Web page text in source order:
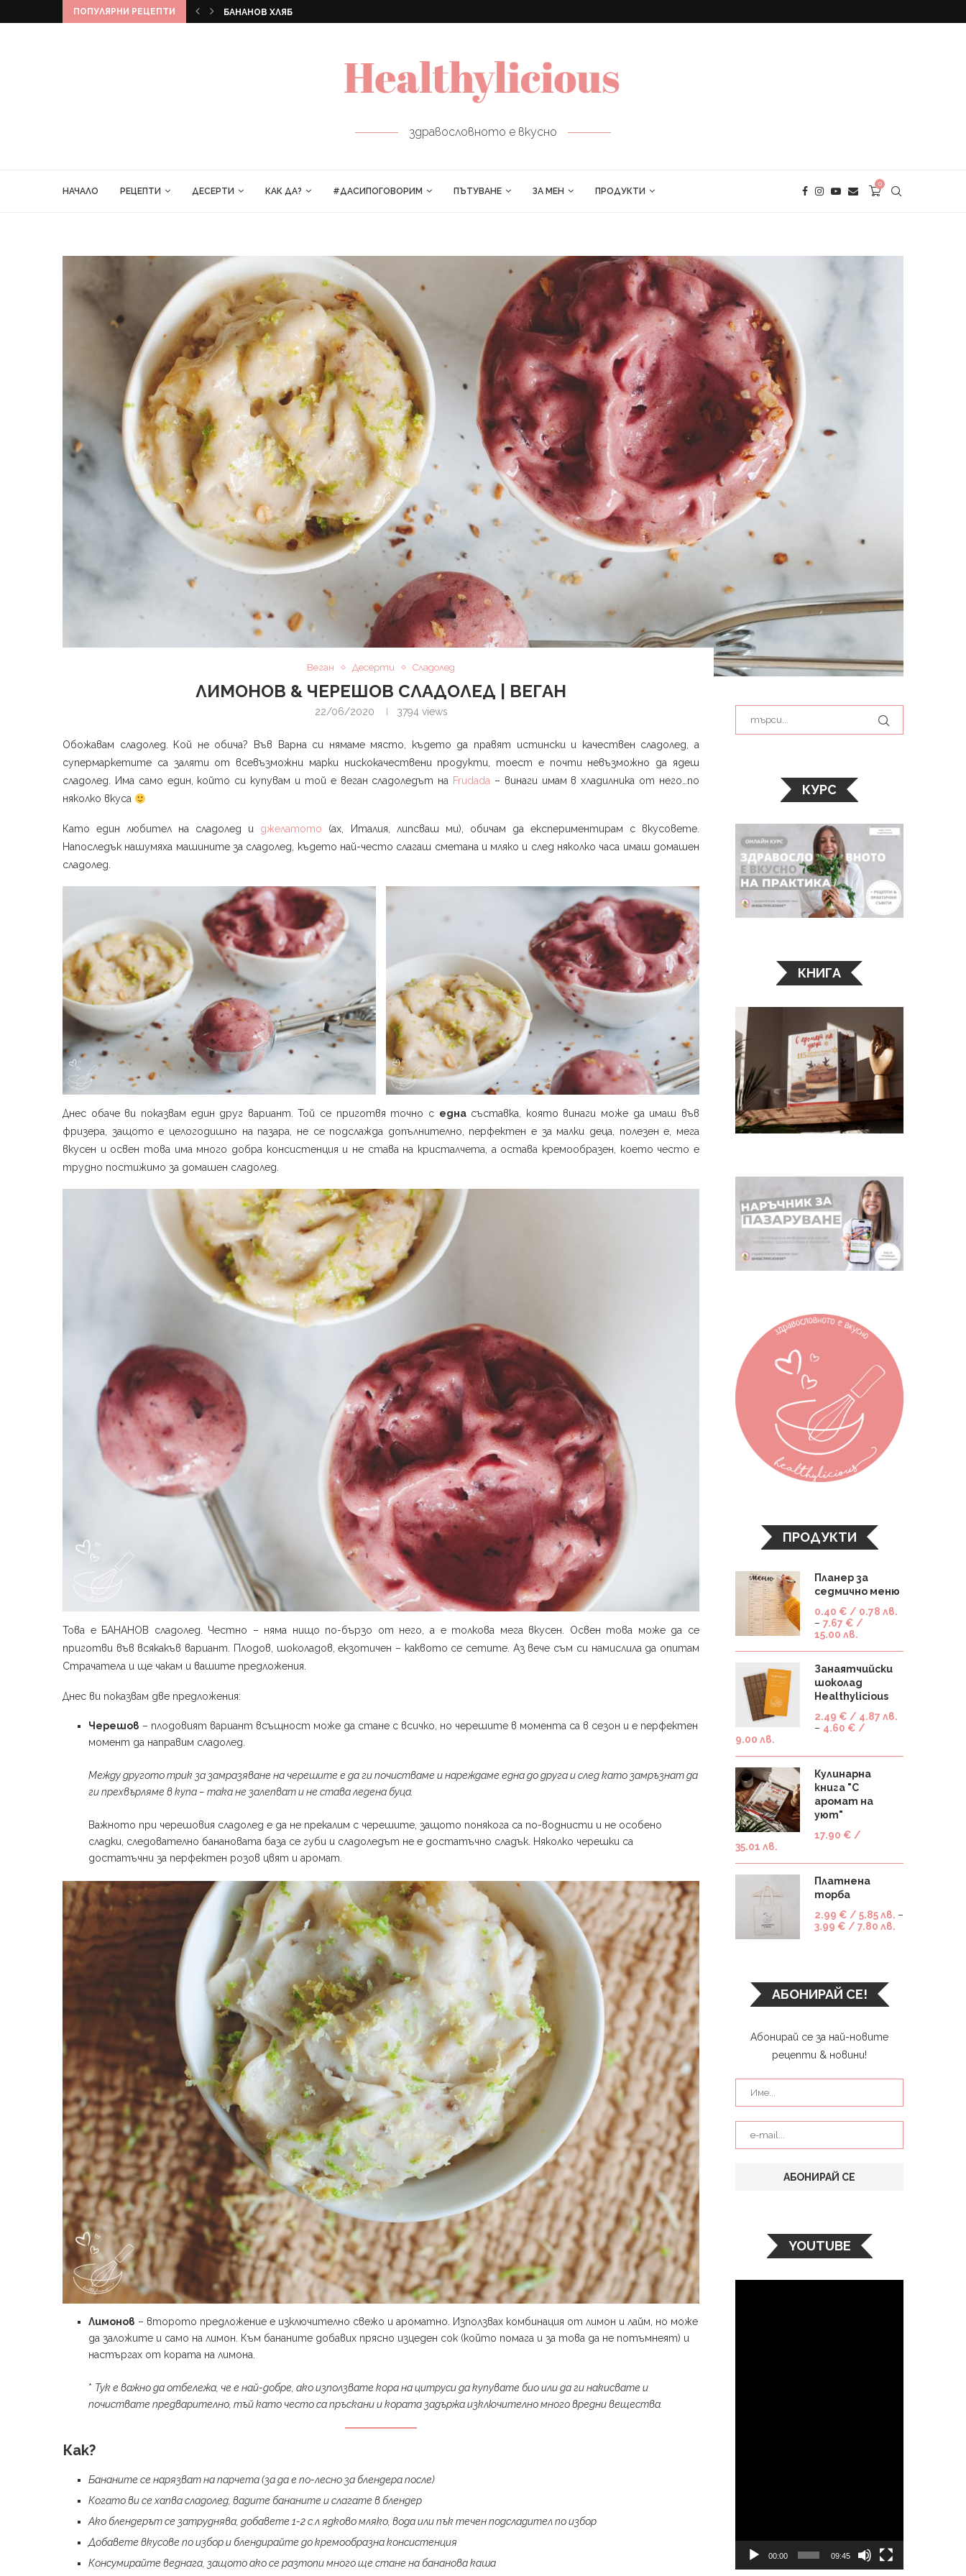
ПОПУЛЯРНИ РЕЦЕПТИ БАНАНОВ ХЛЯБ
здравословното е вкусно
НАЧАЛО РЕЦЕПТИ ДЕСЕРТИ КАК ДА? #ДАСИПОГОВОРИМ ПЪТУВАНЕ ЗА МЕН ПРОДУКТИ
0
Веган Десерти Сладолед
ЛИМОНОВ & ЧЕРЕШОВ СЛАДОЛЕД | ВЕГАН
22/06/2020 3794 views
Обожавам сладолед. Кой не обича? Във Варна си нямаме място, където да правят истински и качествен сладолед, а
супермаркетите са заляти от всевъзможни марки нискокачествени продукти, тоест е почти невъзможно да ядеш
сладолед. Има само един, който си купувам и той е веган сладоледът на Frudada – винаги имам в хладилника от него…по
няколко вкуса
Като един любител на сладолед и джелатото (ах, Италия, липсваш ми), обичам да експериментирам с вкусовете.
Напоследък нашумяха машините за сладолед, където най-често слагаш сметана и мляко и след няколко часа имаш домашен
сладолед.
Днес обаче ви показвам един друг вариант. Той се приготвя точно с еднасъставка, която винаги може да имаш във
фризера, защото е целогодишно на пазара, не се подслажда допълнително, перфектен е за малки деца, полезен е, мега
вкусен и освен това има много добра консистенция и не става на кристалчета, а остава кремообразен, което често е
трудно постижимо за домашен сладолед.
Това е БАНАНОВ сладолед. Честно – няма нищо по-бързо от него, а е толкова мега вкусен. Освен това може да се
приготви във всякакъв вариант. Плодов, шоколадов, екзотичен – каквото се сетите. Аз вече съм си намислила да опитам
Страчатела и ще чакам и вашите предложения.
Днес ви показвам две предложения:
Черешов – плодовият вариант всъщност може да стане с всичко, но черешите в момента са в сезон и е перфектен
момент да направим сладолед.
Между другото трик за замразяване на черешите е да ги почистваме и нареждаме една до друга и след като замръзнат да
ги прехвърляме в купа – така не залепват и не става ледена буца.
Важното при черешовия сладолед е да не прекалим с черешите, защото понякога са по-воднисти и не особено
сладки, следователно банановата база се губи и сладоледът не е достатъчно сладък. Няколко черешки са
достатъчни за перфектен розов цвят и аромат.
Лимонов – второто предложение е изключително свежо и ароматно. Използвах комбинация от лимон и лайм, но може
да заложите и само на лимон. Към бананите добавих прясно изцеден сок (който помага и за това да не потъмнеят) и
настъргах от кората на лимона.
* Тук е важно да отбележа, че е най-добре, ако използвате кора на цитруси да купувате био или да ги накисвате и
почиствате предварително, тъй като често са пръскани и кората задържа изключително много вредни вещества.
Как?
Бананите се нарязват на парчета (за да е по-лесно за блендера после)
Когато ви се хапва сладолед, вадите бананите и слагате в блендер
Ако блендерът се затруднява, добавете 1-2 с.л ядково мляко, вода или пък течен подсладител по избор
Добавете вкусове по избор и блендирайте до кремообразна консистенция
Консумирайте веднага, защото ако се разтопи много ще стане на бананова каша
КУРС
КНИГА
ПРОДУКТИ
Планер за
седмично меню
0.40 € / 0.78 лв.
– 7.67 € /
15.00 лв.
Занаятчийски
шоколад
Healthylicious
2.49 € / 4.87 лв.
– 4.60 € /
9.00 лв.
Кулинарна
книга "С
аромат на
уют"
17.90 € /
35.01 лв.
Платнена
торба
2.99 € / 5.85 лв. –
3.99 € / 7.80 лв.
АБОНИРАЙ СЕ!
Абонирай се за най-новите
рецепти & новини!
YOUTUBE
00:00 09:45